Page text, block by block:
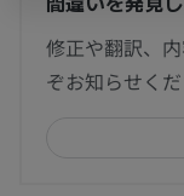
修正や翻訳、
ぞお知らせくだ